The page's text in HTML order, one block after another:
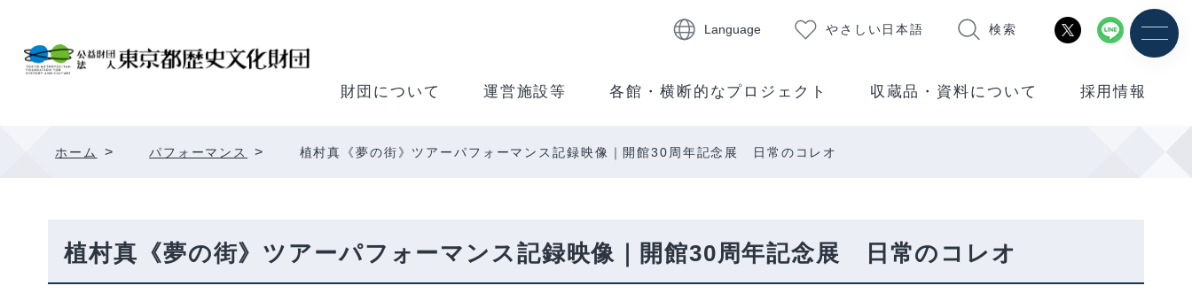
Language やさしい日本語 検索
財団について 運営施設等 各館・横断的なプロジェクト 収蔵品・資料について 採用情報
ホーム > パフォーマンス > 植村真《夢の街》ツアーパフォーマンス記録映像｜開館30周年記念展 日常のコレオ
植村真《夢の街》ツアーパフォーマンス記録映像｜開館30周年記念展 日常のコレオ